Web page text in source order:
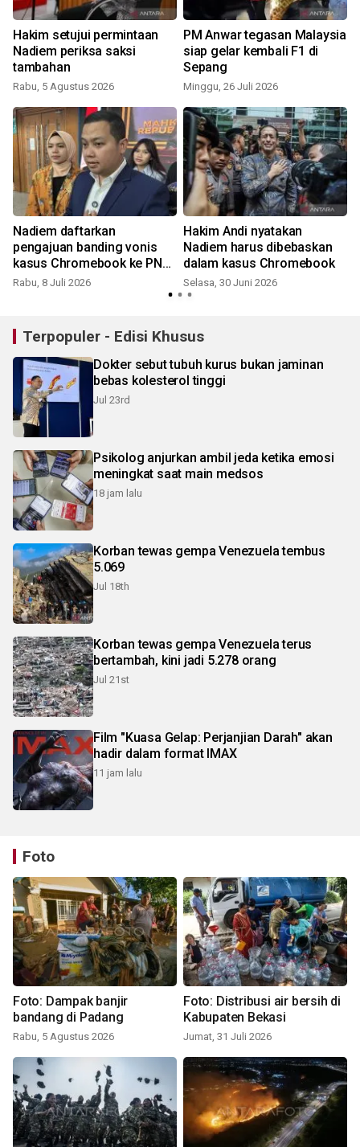
Hakim setujui permintaan
Nadiem periksa saksi
tambahan
Rabu, 5 Agustus 2026
PM Anwar tegasan Malaysia
siap gelar kembali F1 di
Sepang
Minggu, 26 Juli 2026
Nadiem daftarkan
pengajuan banding vonis
kasus Chromebook ke PN
Jakpus
Rabu, 8 Juli 2026
Hakim Andi nyatakan
Nadiem harus dibebaskan
dalam kasus Chromebook
Selasa, 30 Juni 2026
Terpopuler - Edisi Khusus
Dokter sebut tubuh kurus bukan jaminan
bebas kolesterol tinggi
Jul 23rd
Psikolog anjurkan ambil jeda ketika emosi
meningkat saat main medsos
18 jam lalu
Korban tewas gempa Venezuela tembus
5.069
Jul 18th
Korban tewas gempa Venezuela terus
bertambah, kini jadi 5.278 orang
Jul 21st
Film "Kuasa Gelap: Perjanjian Darah" akan
hadir dalam format IMAX
11 jam lalu
Foto
Foto: Dampak banjir
bandang di Padang
Rabu, 5 Agustus 2026
Foto: Distribusi air bersih di
Kabupaten Bekasi
Jumat, 31 Juli 2026